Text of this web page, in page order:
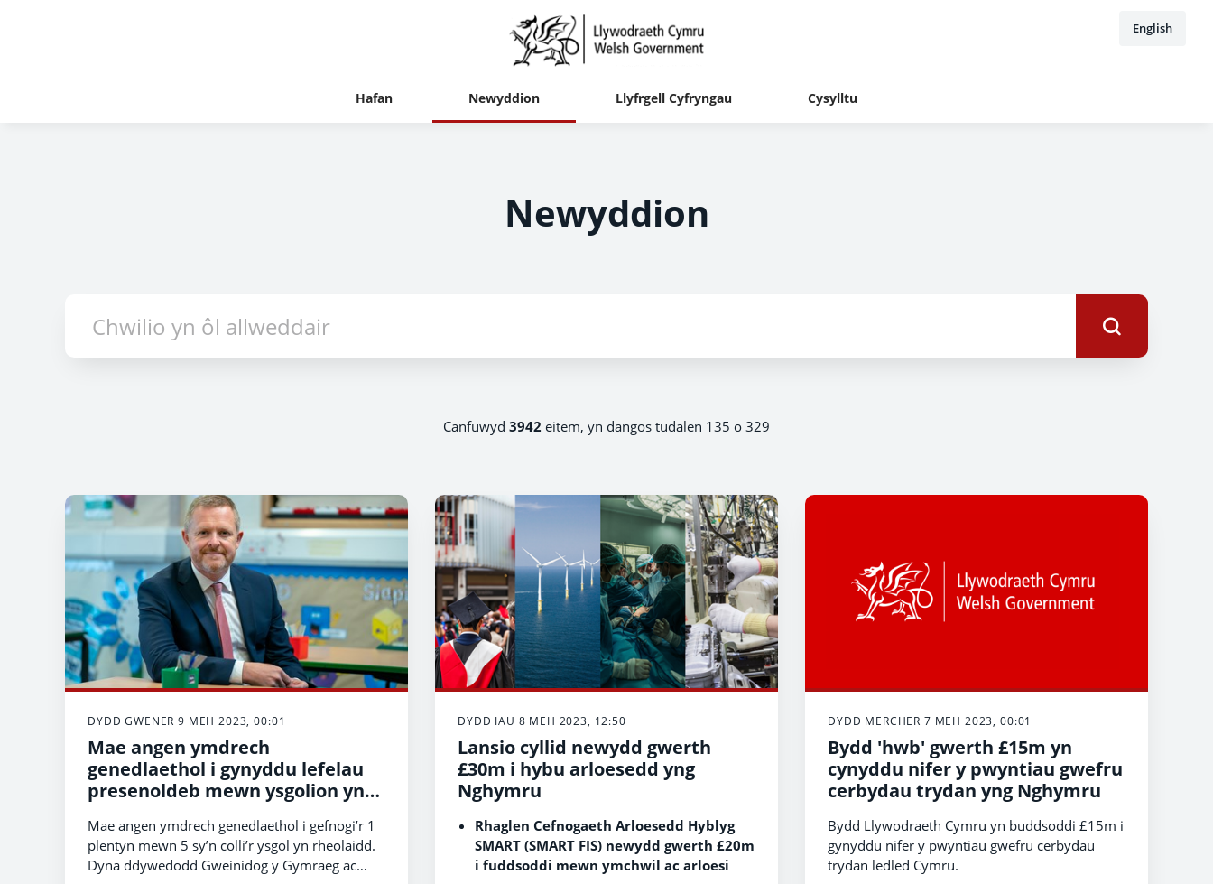
English
Hafan Newyddion Llyfrgell Cyfryngau Cysylltu
Newyddion
Canfuwyd 3942 eitem, yn dangos tudalen 135 o 329
DYDD GWENER 9 MEH 2023, 00:01
Mae angen ymdrech
genedlaethol i gynyddu lefelau
presenoldeb mewn ysgolion yn
Gweinidog Addysg
Mae angen ymdrech genedlaethol i gefnogi’r 1
plentyn mewn 5 sy’n colli’r ysgol yn rheolaidd.
Dyna ddywedodd Gweinidog y Gymraeg ac
DYDD IAU 8 MEH 2023, 12:50
Lansio cyllid newydd gwerth
£30m i hybu arloesedd yng
Nghymru
Rhaglen Cefnogaeth Arloesedd Hyblyg
SMART (SMART FIS) newydd gwerth £20m
i fuddsoddi mewn ymchwil ac arloesi
DYDD MERCHER 7 MEH 2023, 00:01
Bydd 'hwb' gwerth £15m yn
cynyddu nifer y pwyntiau gwefru
cerbydau trydan yng Nghymru
Bydd Llywodraeth Cymru yn buddsoddi £15m i
gynyddu nifer y pwyntiau gwefru cerbydau
trydan ledled Cymru.